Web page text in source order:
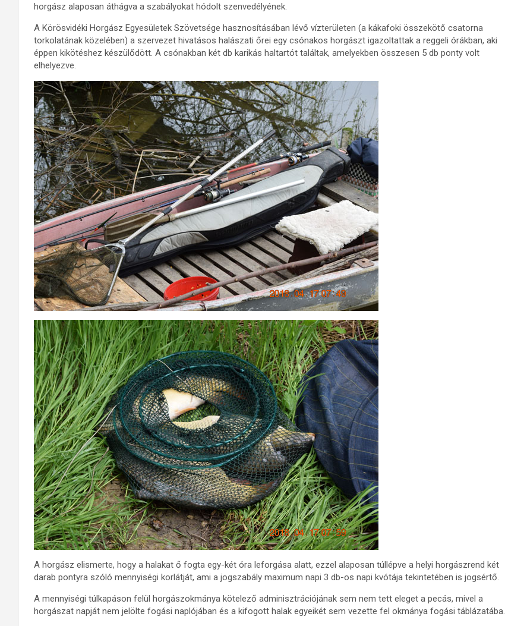
horgász alaposan áthágva a szabályokat hódolt szenvedélyének.
A Körösvidéki Horgász Egyesületek Szövetsége hasznosításában lévő vízterületen (a kákafoki összekötő csatorna
torkolatának közelében) a szervezet hivatásos halászati őrei egy csónakos horgászt igazoltattak a reggeli órákban, aki
éppen kikötéshez készülődött. A csónakban két db karikás haltartót találtak, amelyekben összesen 5 db ponty volt
elhelyezve.
A horgász elismerte, hogy a halakat ő fogta egy-két óra leforgása alatt, ezzel alaposan túllépve a helyi horgászrend két
darab pontyra szóló mennyiségi korlátját, ami a jogszabály maximum napi 3 db-os napi kvótája tekintetében is jogsértő.
A mennyiségi túlkapáson felül horgászokmánya kötelező adminisztrációjának sem nem tett eleget a pecás, mivel a
horgászat napját nem jelölte fogási naplójában és a kifogott halak egyeikét sem vezette fel okmánya fogási táblázatába.